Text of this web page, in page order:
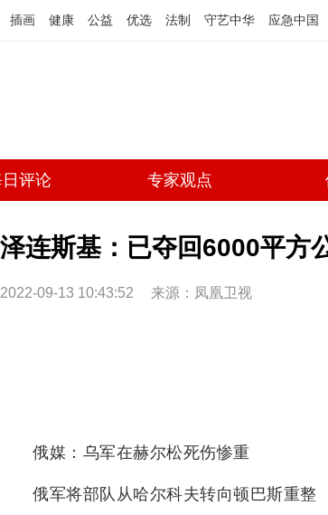
插画 健康 公益 优选 法制 守艺中华 应急中国
评论 专家观点
泽连斯基：已夺回6000平方
2022-09-13 10:43:52 来源：凤凰卫视
俄媒：乌军在赫尔松死伤惨重
俄军将部队从哈尔科夫转向顿巴斯重整